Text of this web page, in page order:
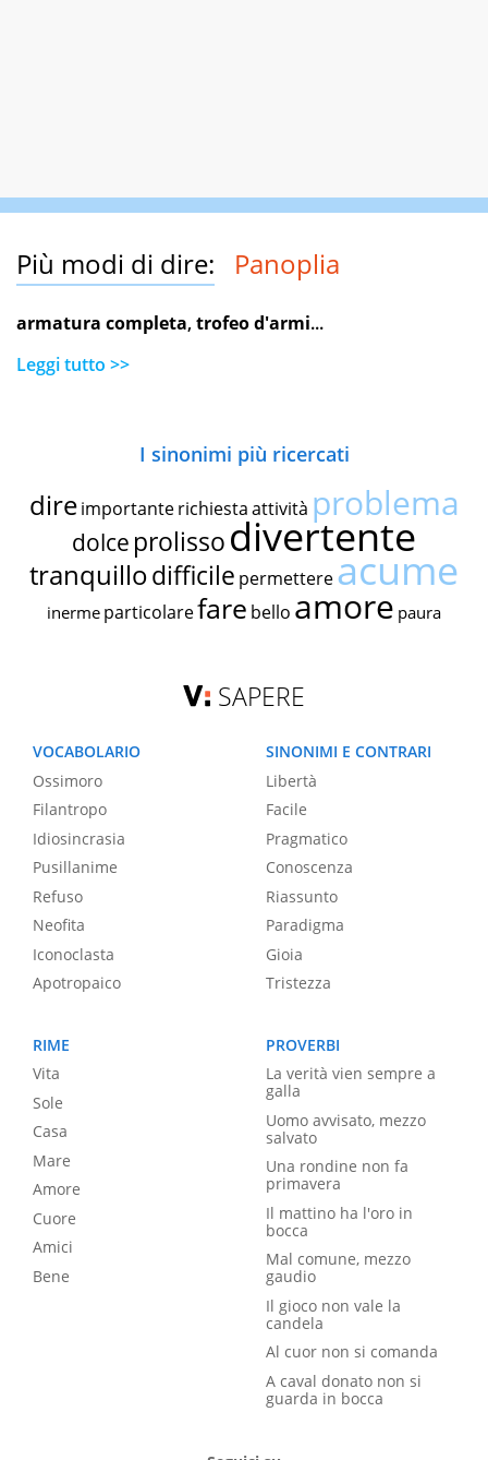
Più modi di dire: Panoplia
armatura completa,trofeo d'armi...
Leggi tutto >>
I sinonimi più ricercati
dire importante richiestaattività problema
dolce prolissodivertente
tranquillodifficile permettereacume
inerme particolarefare bello amore paura
SAPERE
VOCABOLARIO
Ossimoro
Filantropo
Idiosincrasia
Pusillanime
Refuso
Neofita
Iconoclasta
Apotropaico
SINONIMI E CONTRARI
Libertà
Facile
Pragmatico
Conoscenza
Riassunto
Paradigma
Gioia
Tristezza
RIME
Vita
Sole
Casa
Mare
Amore
Cuore
Amici
Bene
PROVERBI
La verità vien sempre a
galla
Uomo avvisato, mezzo
salvato
Una rondine non fa
primavera
Il mattino ha l'oro in
bocca
Mal comune, mezzo
gaudio
Il gioco non vale la
candela
Al cuor non si comanda
A caval donato non si
guarda in bocca